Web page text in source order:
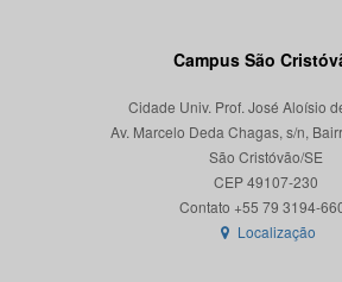
Campus São
Cidade Univ. Prof. José Aloísio
Av. Marcelo Deda Chagas, s/n,
São Cristóvão/SE
CEP 49107-230
Localização